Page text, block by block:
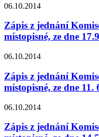
06.10.2014
Zápis z jednání
místopisné, ze dne
06.10.2014
Zápis z jednání
místopisné, ze dne 11.
06.10.2014
Zápis z jednání